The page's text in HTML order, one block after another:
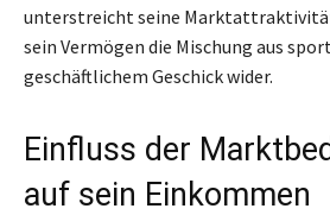
unterstreicht seine
sein Vermögen die Mischung aus
geschäftlichem Geschick wider.
Einfluss der
auf sein Einkommen